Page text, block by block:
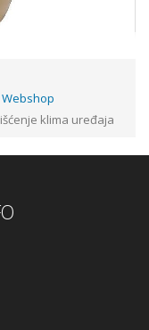
EU (5LIT)
klima uređaja